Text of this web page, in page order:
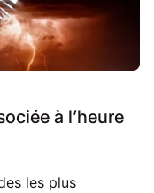
à l’heure
les plus